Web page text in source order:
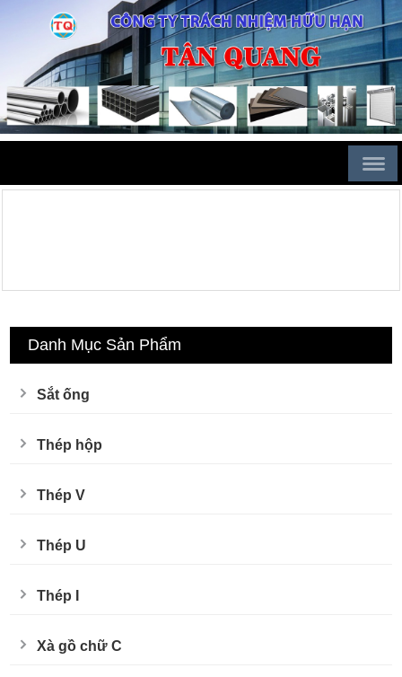
Danh Mục Sản Phẩm
Sắt ống
Thép hộp
Thép V
Thép U
Thép I
Xà gồ chữ C